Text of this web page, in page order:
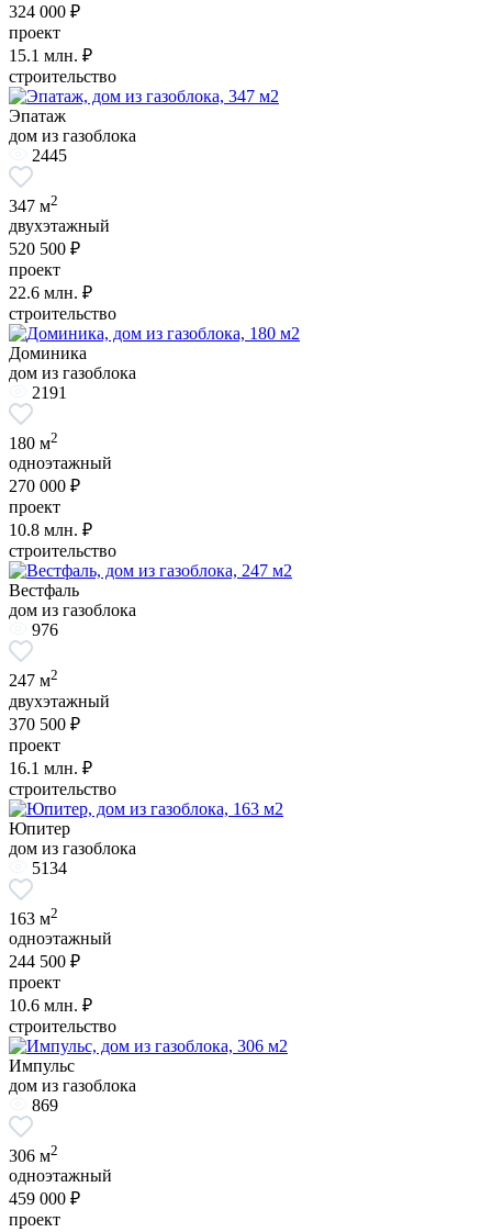
324 000 ₽
проект
15.1 млн. ₽
строительство
Эпатаж
дом из газоблока
2445
347 м2
двухэтажный
520 500 ₽
проект
22.6 млн. ₽
строительство
Доминика
дом из газоблока
2191
180 м2
одноэтажный
270 000 ₽
проект
10.8 млн. ₽
строительство
Вестфаль
дом из газоблока
976
247 м2
двухэтажный
370 500 ₽
проект
16.1 млн. ₽
строительство
Юпитер
дом из газоблока
5134
163 м2
одноэтажный
244 500 ₽
проект
10.6 млн. ₽
строительство
Импульс
дом из газоблока
869
306 м2
одноэтажный
459 000 ₽
проект